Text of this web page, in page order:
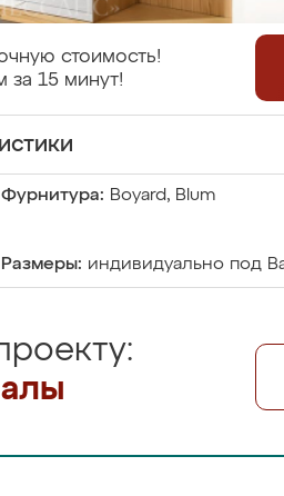
стоимость!
за 15 минут!
Фурнитура: Boyard, Blum
Размеры: индивидуально под